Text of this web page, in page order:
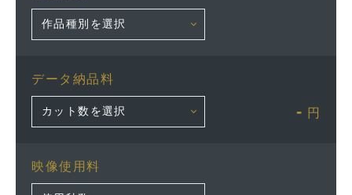
データ納品料
- 円
映像使用料